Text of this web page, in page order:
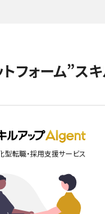
フォーム”ス
型転職・採用支援サービス